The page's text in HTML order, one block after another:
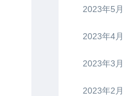
2023年5月
2023年4月
2023年3月
2023年2月